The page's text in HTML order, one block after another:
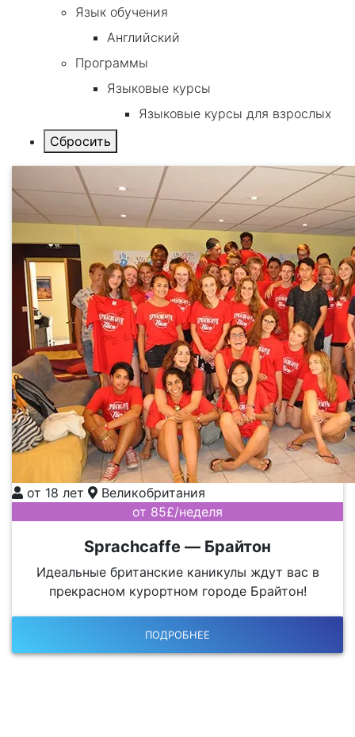
Язык обучения
Английский
Программы
Языковые курсы
Языковые курсы для взрослых
от 18 лет
Великобритания
от 85£/неделя
Sprachcaffe — Брайтон
Идеальные британские каникулы ждут вас в
прекрасном курортном городе Брайтон!
ПОДРОБНЕЕ